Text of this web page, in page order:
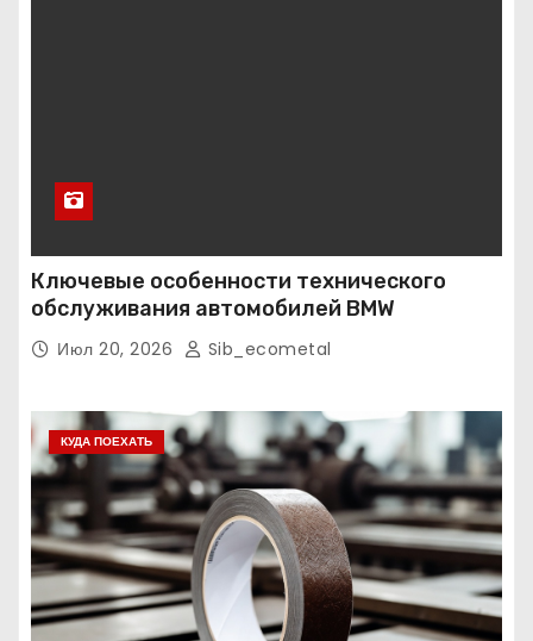
Ключевые особенности технического
обслуживания автомобилей BMW
Июл 20, 2026 Sib_ecometal
КУДА ПОЕХАТЬ